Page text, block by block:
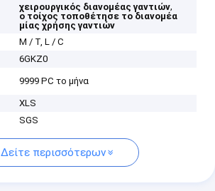
χειρουργικός διανομέας γαντιών,
ο τοίχος τοποθέτησε το διανομέα
μίας χρήσης γαντιών
Μ / Τ, L / C
6GKZ0
9999 PC το μήνα
XLS
SGS
Δείτε περισσότερων